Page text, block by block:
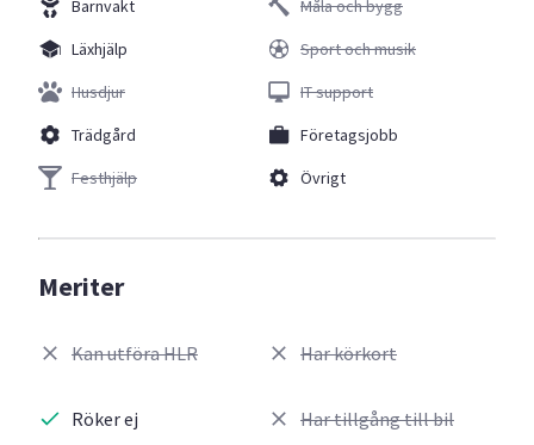
Barnvakt
Läxhjälp
Husdjur
Trädgård
Festhjälp
Måla och bygg
Sport och musik
IT support
Företagsjobb
Övrigt
Meriter
Kan utföra HLR
Röker ej
Har körkort
Har tillgång till bil